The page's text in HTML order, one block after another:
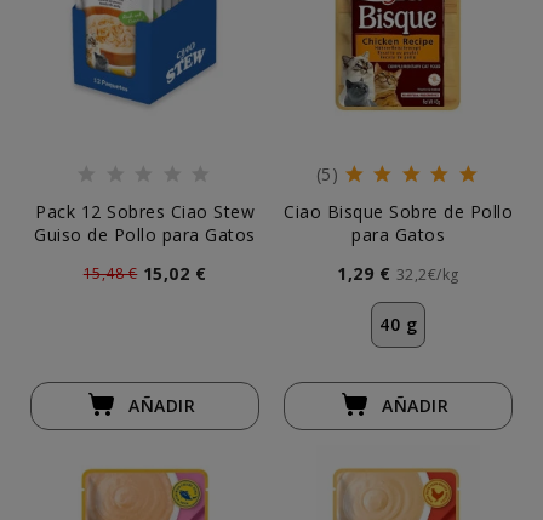
Pack 12 Sobres Ciao Stew
Guiso de Pollo para Gatos
15,48 € 15,02 €
AÑADIR
(5)
Ciao Bisque Sobre de Pollo
para Gatos
1,29 € 32,2€/kg
40 g
AÑADIR